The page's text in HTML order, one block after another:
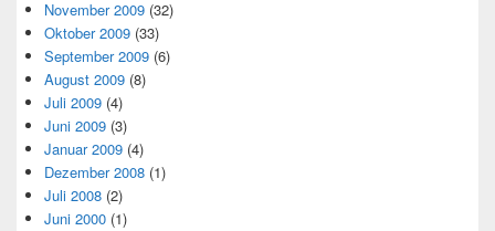
November 2009 (32)
Oktober 2009 (33)
September 2009 (6)
August 2009 (8)
Juli 2009 (4)
Juni 2009 (3)
Januar 2009 (4)
Dezember 2008 (1)
Juli 2008 (2)
Juni 2000 (1)